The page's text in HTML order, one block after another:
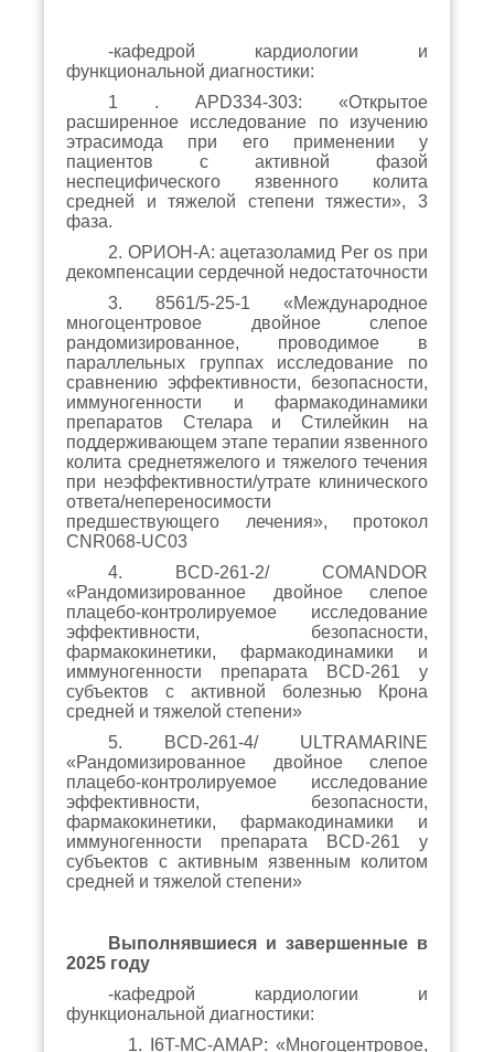
-кафедрой кардиологии и
функциональной диагностики:
1 . APD334-303: «Открытое
расширенное исследование по изучению
этрасимода при его применении у
пациентов с активной фазой
неспецифического язвенного колита
средней и тяжелой степени тяжести», 3
фаза.
2. ОРИОН-А: ацетазоламид Рer os при
декомпенсации сердечной недостаточности
3. 8561/5-25-1 «Международное
многоцентровое двойное слепое
рандомизированное, проводимое в
параллельных группах исследование по
сравнению эффективности, безопасности,
иммуногенности и фармакодинамики
препаратов Стелара и Стилейкин на
поддерживающем этапе терапии язвенного
колита среднетяжелого и тяжелого течения
при неэффективности/утрате клинического
ответа/непереносимости
предшествующего лечения», протокол
CNR068-UC03
4. BCD-261-2/ COMANDOR
«Рандомизированное двойное слепое
плацебо-контролируемое исследование
эффективности, безопасности,
фармакокинетики, фармакодинамики и
иммуногенности препарата BCD-261 у
субъектов с активной болезнью Крона
средней и тяжелой степени»
5. BCD-261-4/ ULTRAMARINE
«Рандомизированное двойное слепое
плацебо-контролируемое исследование
эффективности, безопасности,
фармакокинетики, фармакодинамики и
иммуногенности препарата BCD-261 у
субъектов с активным язвенным колитом
средней и тяжелой степени»
Выполнявшиеся и завершенные в
2025 году
-кафедрой кардиологии и
функциональной диагностики:
1. I6T-MC-AMAP: «Многоцентровое,